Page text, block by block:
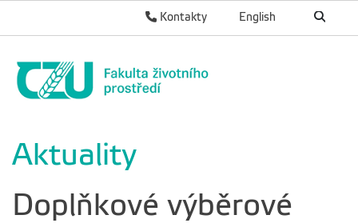
English
Kontakty
Aktuality
Doplňkové výběrové